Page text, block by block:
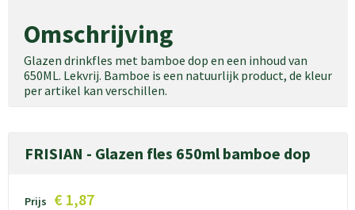
Omschrijving
Glazen drinkfles met bamboe dop en een inhoud van
650ML. Lekvrij. Bamboe is een natuurlijk product, de kleur
per artikel kan verschillen.
FRISIAN - Glazen fles 650ml bamboe dop
Prijs € 1,87